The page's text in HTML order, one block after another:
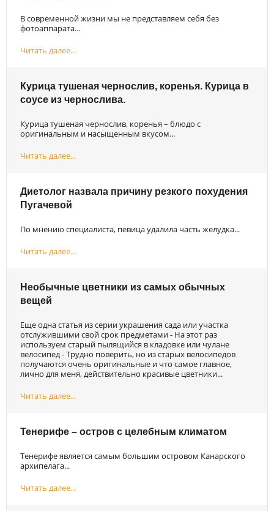
В современной жизни мы не представляем себя без
фотоаппарата...
Читать далее...
Курица тушеная чернослив, коренья. Курица в
соусе из чернослива.
Курица тушеная чернослив, коренья – блюдо с
оригинальным и насыщенным вкусом...
Читать далее...
Диетолог назвала причину резкого похудения
Пугачевой
По мнению специалиста, певица удалила часть желудка...
Читать далее...
Необычные цветники из самых обычных
вещей
Еще одна статья из серии украшения сада или участка
отслужившими свой срок предметами - На этот раз
используем старый пылящийся в кладовке или чулане
велосипед - Трудно поверить, но из старых велосипедов
получаются очень оригинальные и что самое главное,
лично для меня, действительно красивые цветники...
Читать далее...
Тенерифе – остров с целебным климатом
Тенерифе является самым большим островом Канарского
архипелага...
Читать далее...